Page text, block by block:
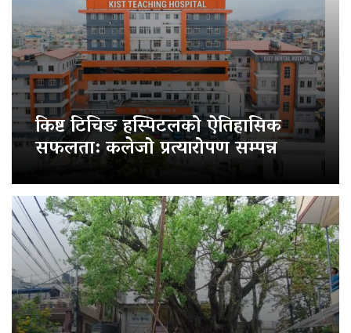
किष्ट टिचिङ हस्पिटलको ऐतिहासिक
सफलता: कलेजो प्रत्यारोपण सम्पन्न